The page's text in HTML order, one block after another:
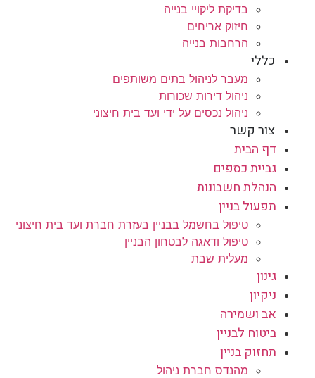
בדיקת ליקויי בנייה
חיזוק אריחים
הרחבות בנייה
כללי
מעבר לניהול בתים משותפים
ניהול דירות שכורות
ניהול נכסים על ידי ועד בית חיצוני
צור קשר
דף הבית
גביית כספים
הנהלת חשבונות
תפעול בניין
טיפול בחשמל בבניין בעזרת חברת ועד בית חיצוני
טיפול ודאגה לבטחון הבניין
מעלית שבת
גינון
ניקיון
אב ושמירה
ביטוח לבניין
תחזוק בניין
מהנדס חברת ניהול